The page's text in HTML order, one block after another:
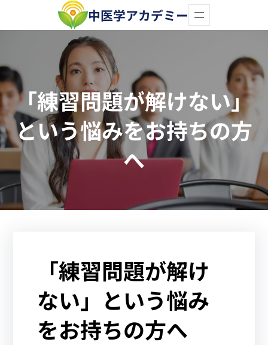
容
ス
キ
ッ
プ
中医学アカデミー
「練習問題が解けない」
という悩みをお持ちの方
へ
「練習問題が解け
ない」という悩み
をお持ちの方へ